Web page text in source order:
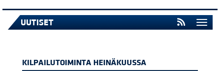
UUTISET
KILPAILUTOIMINTA HEINÄKUUSSA